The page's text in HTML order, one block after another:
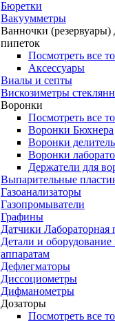
Бюретки
Вакуумметры
Ванночки
пипеток
Посмотреть все
Аксессуары
Виалы и септы
Вискозиметры
Воронки
Посмотреть все
Воронки Бюхнера
Воронки
Воронки
Держатели для
Выпарительные
Газоанализаторы
Газопромыватели
Графины
Датчики Лабораторная
Детали и
аппаратам
Дефлегматоры
Диссоциометры
Дифманометры
Дозаторы
Посмотреть все